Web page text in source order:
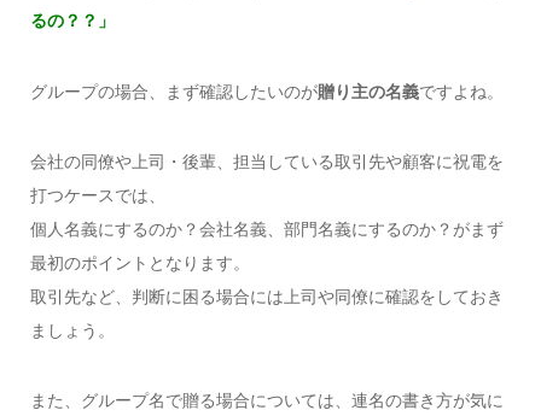
るの？？」
グループの場合、まず確認したいのが贈り主の名義ですよね。
会社の同僚や上司・後輩、担当している取引先や顧客に祝電を
打つケースでは、
個人名義にするのか？会社名義、部門名義にするのか？がまず
最初のポイントとなります。
取引先など、判断に困る場合には上司や同僚に確認をしておき
ましょう。
また、グループ名で贈る場合については、連名の書き方が気に